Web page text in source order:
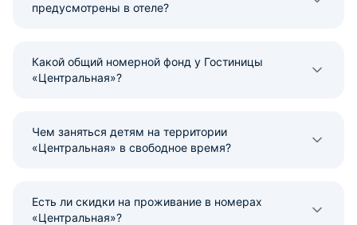
предусмотрены в отеле?
Какой общий номерной фонд у Гостиницы
«Центральная»?
Чем заняться детям на территории
«Центральная» в свободное время?
Есть ли скидки на проживание в номерах
«Центральная»?